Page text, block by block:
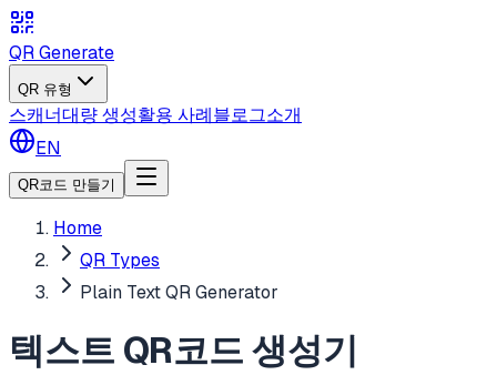
QR Generate
QR 유형
스캐너대량 생성활용 사례블로그소개
EN
QR코드 만들기
Home
QR Types
Plain Text QR Generator
텍스트 QR코드 생성기